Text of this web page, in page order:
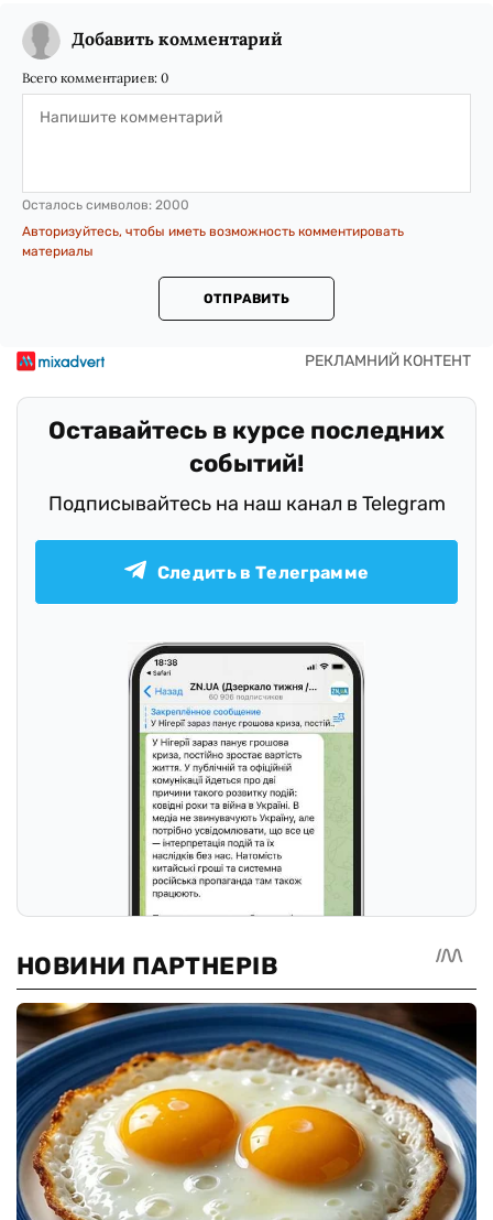
Добавить комментарий
Всего комментариев: 0
Осталось символов: 2000
Авторизуйтесь, чтобы иметь возможность комментировать
материалы
ОТПРАВИТЬ
Оставайтесь в курсе последних
событий!
Подписывайтесь на наш канал в Telegram
Следить в Телеграмме